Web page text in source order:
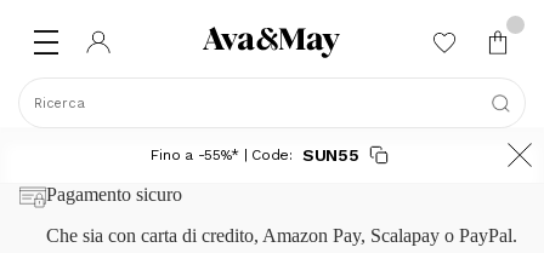
Ricerca
Fino a -55%* | Code: SUN55
Pagamento sicuro
Che sia con carta di credito, Amazon Pay, Scalapay o PayPal.